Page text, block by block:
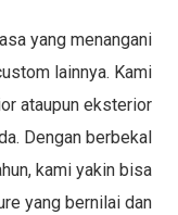
yang menangani
lainnya. Kami
ataupun eksterior
Dengan berbekal
kami yakin bisa
yang bernilai dan